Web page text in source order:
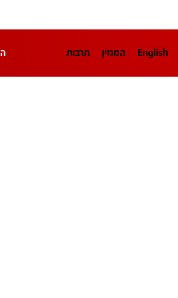
English המגזין תרבות